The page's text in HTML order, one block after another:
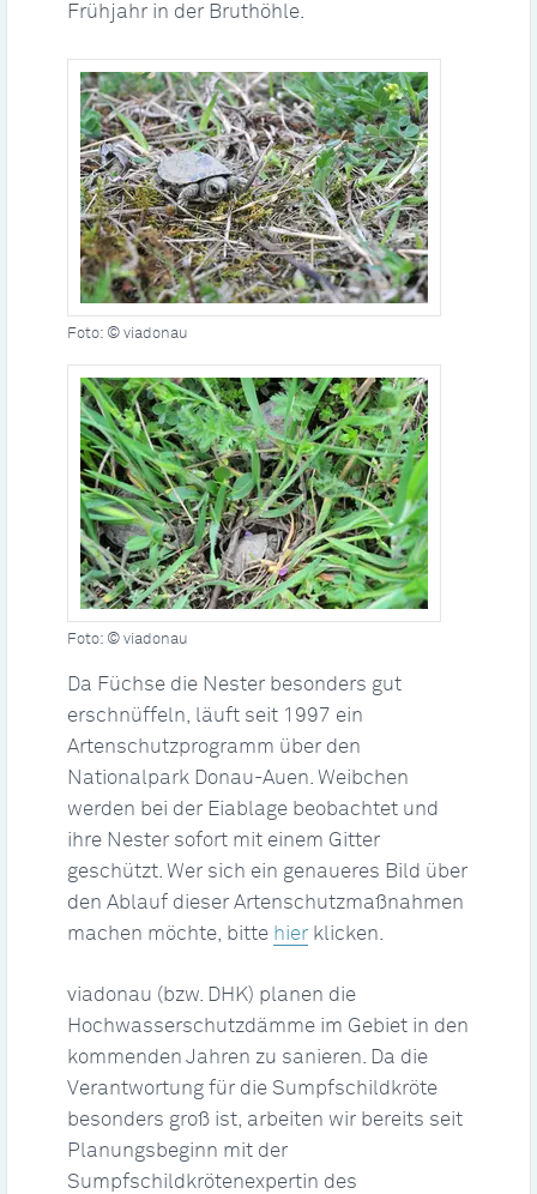
Frühjahr in der Bruthöhle.
Foto: © viadonau
Foto: © viadonau
Da Füchse die Nester besonders gut
erschnüffeln, läuft seit 1997 ein
Artenschutzprogramm über den
Nationalpark Donau-Auen. Weibchen
werden bei der Eiablage beobachtet und
ihre Nester sofort mit einem Gitter
geschützt. Wer sich ein genaueres Bild über
den Ablauf dieser Artenschutzmaßnahmen
machen möchte, bitte hier klicken.
viadonau (bzw. DHK) planen die
Hochwasserschutzdämme im Gebiet in den
kommenden Jahren zu sanieren. Da die
Verantwortung für die Sumpfschildkröte
besonders groß ist, arbeiten wir bereits seit
Planungsbeginn mit der
Sumpfschildkrötenexpertin des